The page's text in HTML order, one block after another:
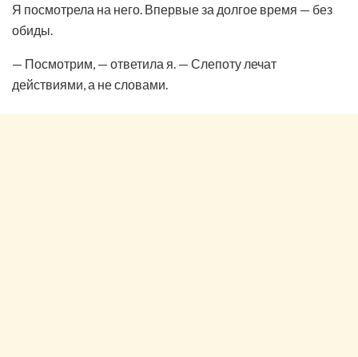
Я посмотрела на него. Впервые за долгое время — без
обиды.
— Посмотрим, — ответила я. — Слепоту лечат
действиями, а не словами.